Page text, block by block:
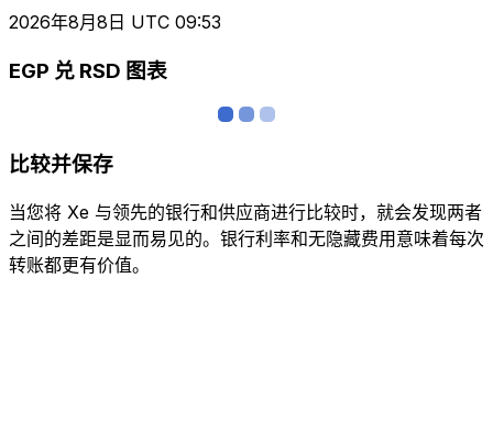
2026年8月8日 UTC 09:53
EGP 兑 RSD 图表
比较并保存
当您将 Xe 与领先的银行和供应商进行比较时，就会发现两者
之间的差距是显而易见的。银行利率和无隐藏费用意味着每次
转账都更有价值。